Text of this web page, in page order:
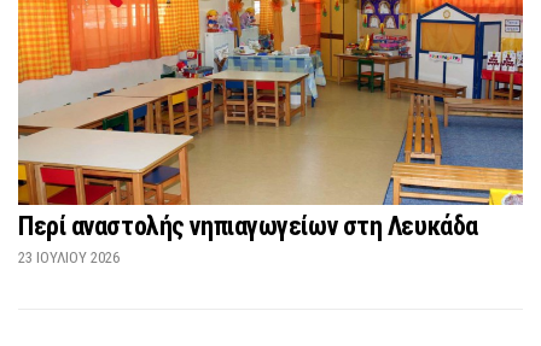
Περί αναστολής νηπιαγωγείων στη Λευκάδα
23 ΙΟΥΛΊΟΥ 2026